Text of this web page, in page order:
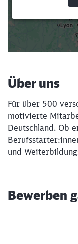
Über uns
Für über 500
motivierte
Deutschland. Ob
und
Bewerben